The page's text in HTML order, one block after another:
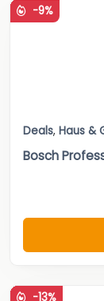
-9%
Deals, Haus &
Bosch
-13%